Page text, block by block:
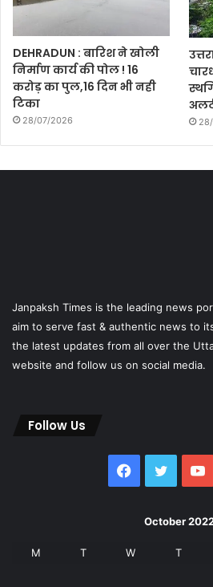
DEHRADUN : बारिश ने खोली
निर्माण कार्य की पोल ! 16
करोड़ का पुल,16 दिन भी नही
टिका
28/07/2026
Janpaksh Times is the leading news
aim to serve fast & authentic news to
the latest updates from all over the
website and follow us on social media.
Follow Us
Facebook
Twitter
October
M T W T